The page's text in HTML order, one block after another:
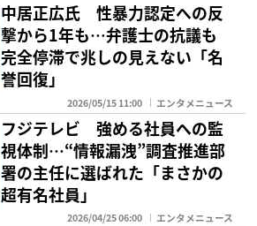
中居正広氏 性暴力認定への反
撃から1年も…弁護士の抗議も
完全停滞で兆しの見えない「名
誉回復」
2026/05/15 11:00 エンタメニュース
フジテレビ 強める社員への監
視体制…“情報漏洩”調査推進部
署の主任に選ばれた「まさかの
超有名社員」
2026/04/25 06:00 エンタメニュース